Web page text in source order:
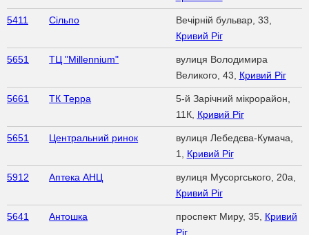
5411 Сільпо
Вечірній бульвар, 33,
Кривий Ріг
5651 ТЦ "Millennium"
вулиця Володимира
Великого, 43, Кривий Ріг
5661 ТК Терра
5-й Зарічний мікрорайон,
11К, Кривий Ріг
5651 Центральний ринок
вулиця Лебедєва-Кумача,
1, Кривий Ріг
5912 Аптека АНЦ
вулиця Мусоргського, 20а,
Кривий Ріг
5641 Антошка проспект Миру, 35, Кривий
Ріг